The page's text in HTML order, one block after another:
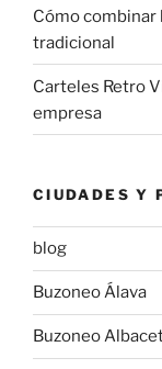
Cómo combinar
tradicional
Carteles Retro
empresa
CIUDADES Y
blog
Buzoneo Álava
Buzoneo